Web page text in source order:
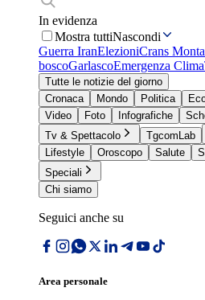
In evidenza
Mostra tuttiNascondi
Guerra IranElezioniCrans
boscoGarlascoEmergenza Clima
Tutte le notizie del giorno
Cronaca
Mondo Politica
Video
Foto Infografiche
Tv & Spettacolo
TgcomLab
Lifestyle
Oroscopo Salute
Speciali
Chi siamo
Seguici anche su
Area personale